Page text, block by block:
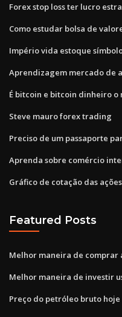
Forex stop loss ter lucro
Como estudar bolsa de
Império vida estoque
Aprendizagem mercado de
É bitcoin e bitcoin dinheiro o
Steve mauro forex trading
Preciso de um passaporte
Aprenda sobre comércio
Gráfico de cotação das
Featured Posts
Melhor maneira de comprar
Melhor maneira de investir
Preço do petróleo bruto hoje